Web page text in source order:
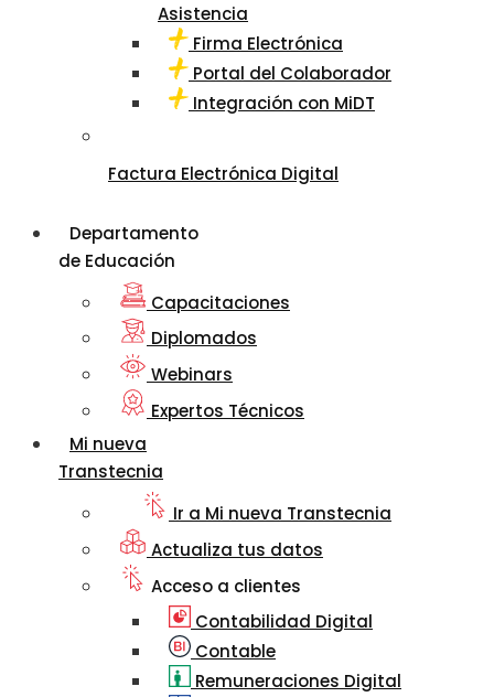
Asistencia
Firma Electrónica
Portal del Colaborador
Integración con MiDT
Factura Electrónica Digital
Departamento
de Educación
Capacitaciones
Diplomados
Webinars
Expertos Técnicos
Mi nueva
Transtecnia
Ir a Mi nueva Transtecnia
Actualiza tus datos
Acceso a clientes
Contabilidad Digital
Contable
Remuneraciones Digital